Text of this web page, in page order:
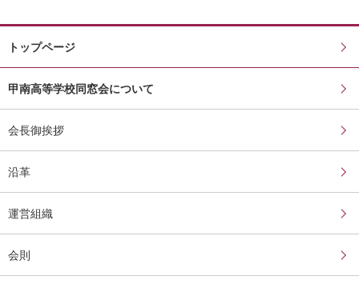
トップページ
甲南高等学校同窓会について
会長御挨拶
沿革
運営組織
会則